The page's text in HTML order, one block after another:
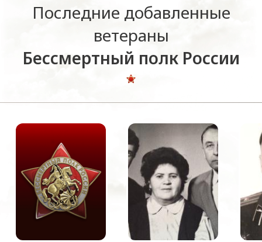
Последние добавленные
ветераны
Бессмертный полк России